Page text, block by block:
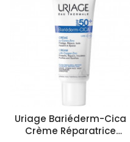
Uriage Bariéderm-Cica
Crème Réparatrice